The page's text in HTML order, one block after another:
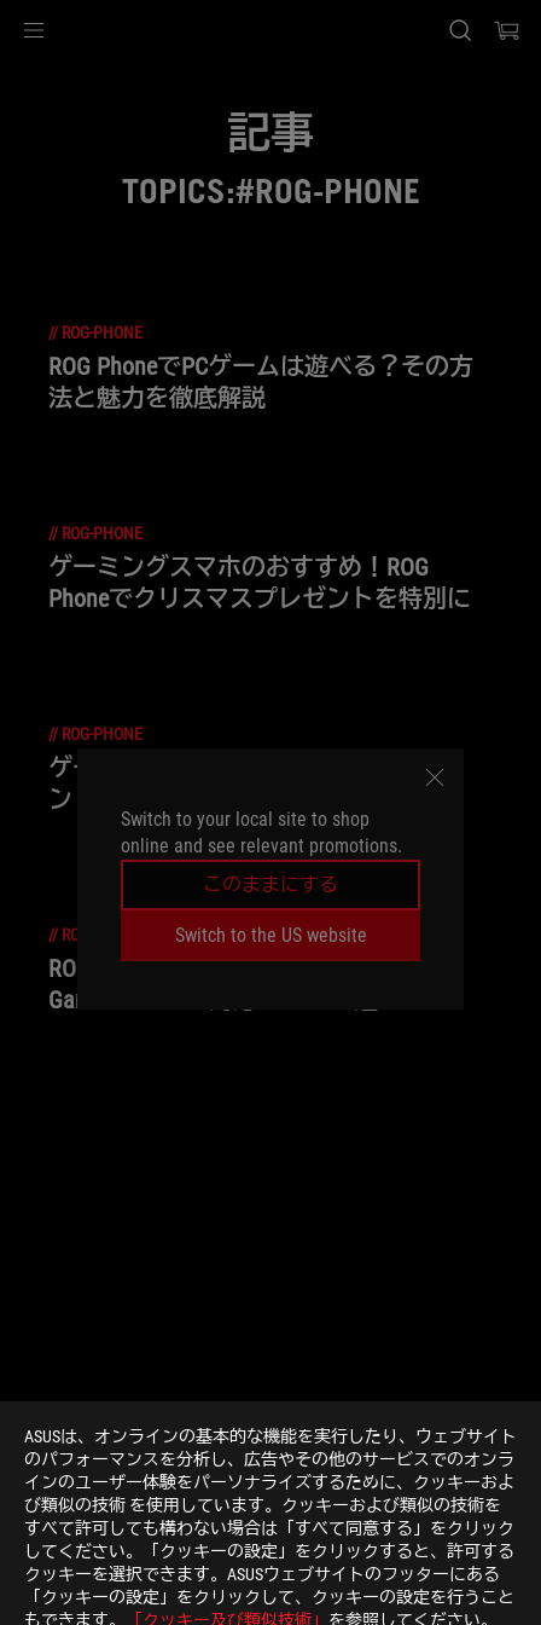
ASUSは、オンラインの基本的な機能を実行したり、ウェブサイト
のパフォーマンスを分析し、広告やその他のサービスでのオンラ
インのユーザー体験をパーソナライズするために、クッキーおよ
び類似の技術 を使用しています。クッキーおよび類似の技術を
すべて許可しても構わない場合は「すべて同意する」をクリック
してください。「クッキーの設定」をクリックすると、許可する
クッキーを選択できます。ASUSウェブサイトのフッターにある
「クッキーの設定」をクリックして、クッキーの設定を行うこと
もできます。
「クッキー及び類似技術」 を参照してください。
Switch to your local site to shop
online and see relevant promotions.
このままにする
Switch to the US website
記事
TOPICS:#ROG-PHONE
// ROG-PHONE
ROG PhoneでPCゲームは遊べる？その方
法と魅力を徹底解説
// ROG-PHONE
ゲーミングスマホのおすすめ！ROG
Phoneでクリスマスプレゼントを特別に
// ROG-PHONE
ゲーミングスマホの冷却ソリューショ
ン：ROGの熱制御技術を徹底解剖
// ROG-PHONE
ROG Phone 9で絶対にプレイしたい！
Game Genie＆AI対応ゲーム10選
> GAMING ROG PHONE
最新のお得情報などを手に入れよう